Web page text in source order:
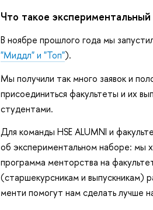
Что такое
В ноябре прошлого года мы
"Миддл" и "Топ").
Мы получили так много заявок и
присоединиться факультеты и их
студентами.
Для команды HSE ALUMNI и
об экспериментальном наборе: мы
программа менторства на
(старшекурсникам и выпускникам)
менти помогут нам сделать лучше